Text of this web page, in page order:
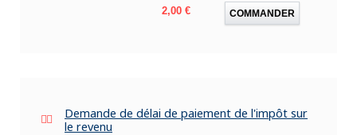
Prix
2,00 € COMMANDER
Demande de délai de paiement de l'impôt sur
le revenu